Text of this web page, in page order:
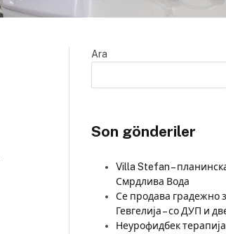
Ara
Son gönderiler
Villa Stefan –
Смрдлива Вода
Се продава градежно
Гевгелија – со ДУП и
Неурофидбек